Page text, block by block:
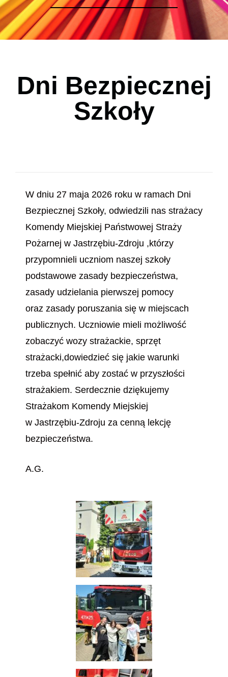
Dni Bezpiecznej
Szkoły
W dniu 27 maja 2026 roku w ramach Dni
Bezpiecznej Szkoły, odwiedzili nas strażacy
Komendy Miejskiej Państwowej Straży
Pożarnej w Jastrzębiu-Zdroju ,którzy
przypomnieli uczniom naszej szkoły
podstawowe zasady bezpieczeństwa,
zasady udzielania pierwszej pomocy
oraz zasady poruszania się w miejscach
publicznych. Uczniowie mieli możliwość
zobaczyć wozy strażackie, sprzęt
strażacki,dowiedzieć się jakie warunki
trzeba spełnić aby zostać w przyszłości
strażakiem. Serdecznie dziękujemy
Strażakom Komendy Miejskiej
w Jastrzębiu-Zdroju za cenną lekcję
bezpieczeństwa.
A.G.